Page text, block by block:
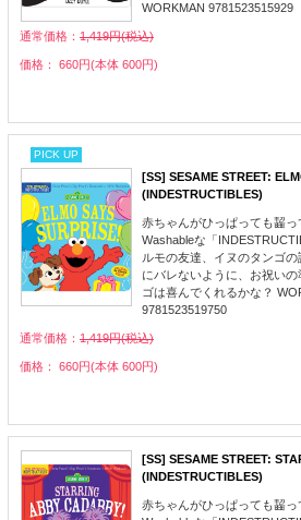
WORKMAN 9781523515929
通常価格： 1,419円(税込)
価格： 660円(本体 600円)
PICK UP
[SS] SESAME STREET:
(INDESTRUCTIBLES)
赤ちゃんがひっぱっても齧
Washableな「
ルモの友達、イヌのタンゴ
にバレないように、お祝い
ゴは喜んでくれるかな？
9781523519750
通常価格： 1,419円(税込)
価格： 660円(本体 600円)
[SS] SESAME STREET:
(INDESTRUCTIBLES)
赤ちゃんがひっぱっても齧